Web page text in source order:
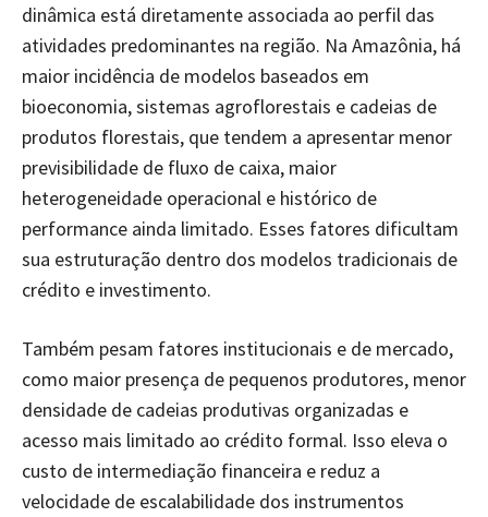
dinâmica está diretamente associada ao perfil das
atividades predominantes na região. Na Amazônia, há
maior incidência de modelos baseados em
bioeconomia, sistemas agroflorestais e cadeias de
produtos florestais, que tendem a apresentar menor
previsibilidade de fluxo de caixa, maior
heterogeneidade operacional e histórico de
performance ainda limitado. Esses fatores dificultam
sua estruturação dentro dos modelos tradicionais de
crédito e investimento.
Também pesam fatores institucionais e de mercado,
como maior presença de pequenos produtores, menor
densidade de cadeias produtivas organizadas e
acesso mais limitado ao crédito formal. Isso eleva o
custo de intermediação financeira e reduz a
velocidade de escalabilidade dos instrumentos